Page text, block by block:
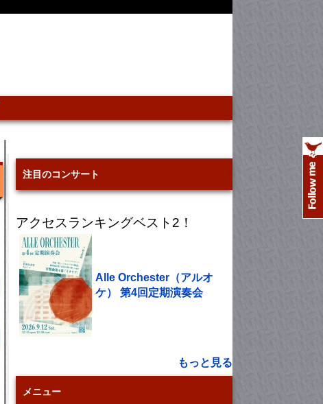
注目のコンサート
アクセスランキングベスト2！
Alle Orchester（アルオ
ケ） 第4回定期演奏会
もっと見る
メニュー